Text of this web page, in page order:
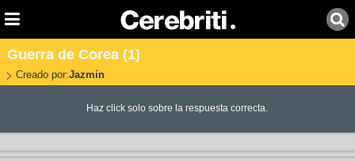
Guerra de Corea (1)
Creado por:Jazmin
Haz click solo sobre la respuesta correcta.